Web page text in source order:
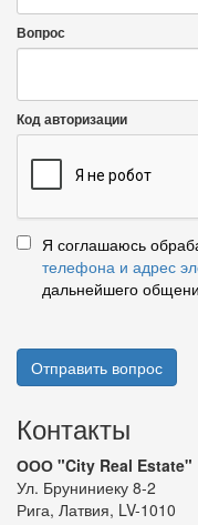
Вопрос
Код авторизации
Я соглашаюсь
телефона и адрес
дальнейшего
Отправить вопрос
Контакты
ООО "City Real Estate"
Ул. Бруниниеку 8-2
Рига, Латвия, LV-1010